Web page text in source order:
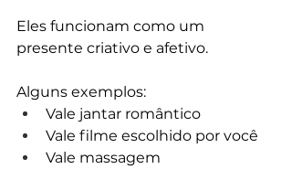
Eles funcionam como um
presente criativo e afetivo.
Alguns exemplos:
Vale jantar romântico
Vale filme escolhido por você
Vale massagem